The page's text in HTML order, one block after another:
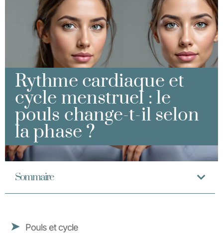
Rythme cardiaque et
cycle menstruel : le
pouls change-t-il selon
la phase ?
Sommaire
Pouls et cycle